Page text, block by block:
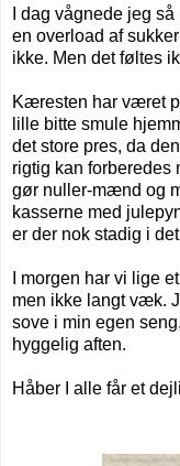
I dag vågnede jeg
en overload af
ikke. Men det føltes
Kæresten har været
lille bitte smule
det store pres, da
rigtig kan forberedes
gør nuller-mænd og
kasserne med
er der nok stadig i
I morgen har vi lige
men ikke langt væk.
sove i min egen
hyggelig aften.
Håber I alle får et